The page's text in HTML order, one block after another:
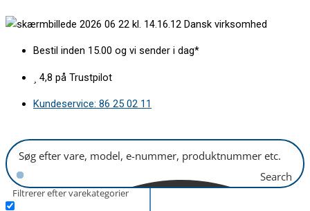
til
Dansk virksomhed
Bestil inden 15.00 og vi sender i dag*
4,8 på Trustpilot
Kundeservice: 86 25 02 11
Search
Filtrerer efter varekategorier
463x373mm